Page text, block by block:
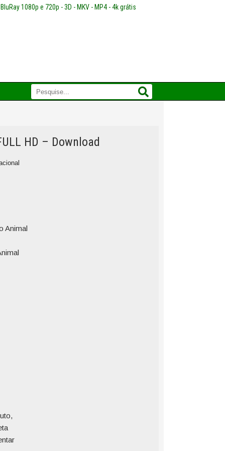
1080p e 720p - 3D - MKV - MP4 - 4k grátis
HD – Download
Animal